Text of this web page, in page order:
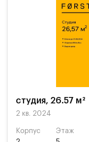
студия, 26.57 м²
2 кв. 2024
Корпус
Этаж